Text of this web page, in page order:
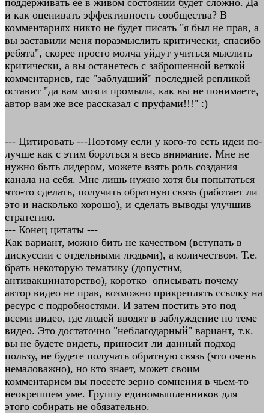
поддерживать ее в живом состоянии будет сложно. Да
и как оценивать эффективность сообщества? В
комментариях никто не будет писать "я был не прав, а
вы заставили меня поразмыслить критически, спасибо
ребята", скорее просто молча уйдут учиться мыслить
критически, а вы останетесь с заброшенной веткой
комментариев, где "заблудший" последней репликой
оставит "да вам мозги промыли, как вы не понимаете,
автор вам же все рассказал с пруфами!!!" :)
--- Цитировать ---Поэтому если у кого-то есть идеи по-
лучше как с этим бороться я весь внимание. Мне не
нужно быть лидером, можете взять роль создания
канала на себя. Мне лишь нужно хотя бы попытаться
что-то сделать, получить обратную связь (работает ли
это и насколько хорошо), и сделать выводы улучшив
стратегию.
--- Конец цитаты ---
Как вариант, можно бить не качеством (вступать в
дискуссии с отдельными людьми), а количеством. Т.е.
брать некоторую тематику (допустим,
антивакцинаторство), коротко описывать почему
автор видео не прав, возможно прикреплять ссылку на
ресурс с подробностями. И затем постить это под
всеми видео, где людей вводят в заблуждение по теме
видео. Это достаточно "неблагодарный" вариант, т.к.
вы не будете видеть, приносит ли данный подход
пользу, не будете получать обратную связь (что очень
немаловажно), но кто знает, может своим
комментарием вы посеете зерно сомнения в чьем-то
неокрепшем уме. Группу единомышленников для
этого собирать не обязательно.